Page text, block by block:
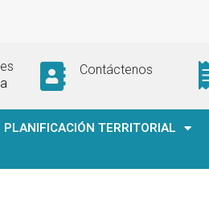
Contáctenos
PLANIFICACIÓN TERRITORIAL